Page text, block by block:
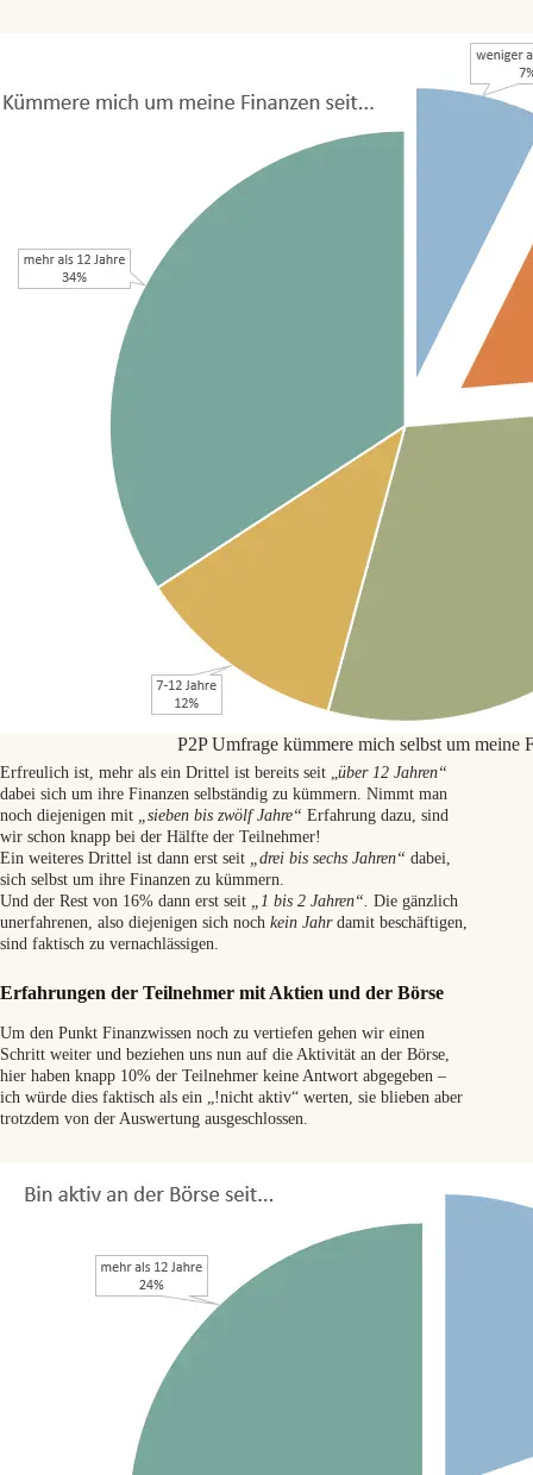
P2P Umfrage kümmere mich selbst um meine
Erfreulich ist, mehr als ein Drittel ist bereits seit „ über 12 Jahren“
dabei sich um ihre Finanzen selbständig zu kümmern. Nimmt man
noch diejenigen mit
„sieben bis zwölf Jahre“ Erfahrung dazu, sind
wir schon knapp bei der Hälfte der Teilnehmer!
Ein weiteres Drittel ist dann erst seit
„drei bis sechs Jahren“ dabei,
sich selbst um ihre Finanzen zu kümmern.
Und der Rest von 16% dann erst seit
„1 bis 2 Jahren“. Die gänzlich
unerfahrenen, also diejenigen sich noch kein Jahrdamit beschäftigen,
sind faktisch zu vernachlässigen.
Erfahrungen der Teilnehmer mit Aktien und der Börse
Um den Punkt Finanzwissen noch zu vertiefen gehen wir einen
Schritt weiter und beziehen uns nun auf die Aktivität an der Börse,
hier haben knapp 10% der Teilnehmer keine Antwort abgegeben –
ich würde dies faktisch als ein „!nicht aktiv“ werten, sie blieben aber
trotzdem von der Auswertung ausgeschlossen.